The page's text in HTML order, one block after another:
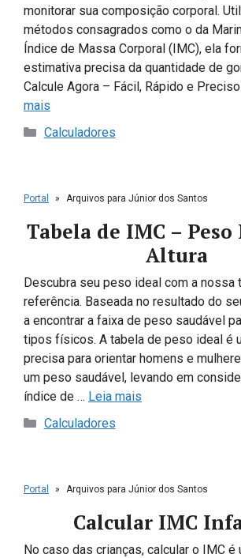
monitorar sua composição corporal.
métodos consagrados como o da
Índice de Massa Corporal (IMC), ela
estimativa precisa da quantidade de
Calcule Agora – Fácil, Rápido e
mais
Categorias
Calculadores
Portal » Arquivos para Júnior dos Santos
Tabela de IMC –
Altura
Descubra seu peso ideal com a nossa
referência. Baseada no resultado do
a encontrar a faixa de peso saudável
tipos físicos. A tabela de peso ideal é
precisa para orientar homens e
um peso saudável, levando em
índice de … Leia mais
Categorias
Calculadores
Portal » Arquivos para Júnior dos Santos
Calcular IMC
No caso das crianças, calcular o IMC é